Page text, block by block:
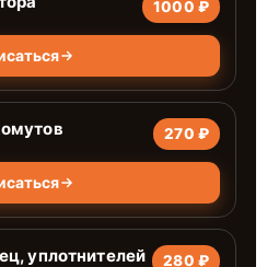
1000 ₽
270 ₽
уплотнителей 280 ₽